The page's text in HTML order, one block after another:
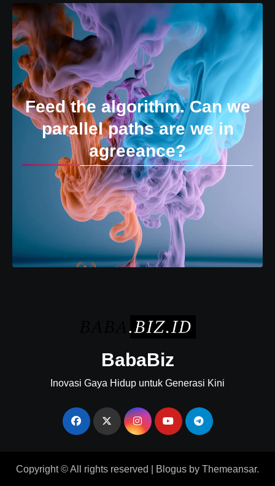
Feed the algorithm. Can we
parallel paths are we in
agreeance?
BabaBiz
Inovasi Gaya Hidup untuk Generasi Kini
Copyright © All rights reserved Blogus by Themeansar.